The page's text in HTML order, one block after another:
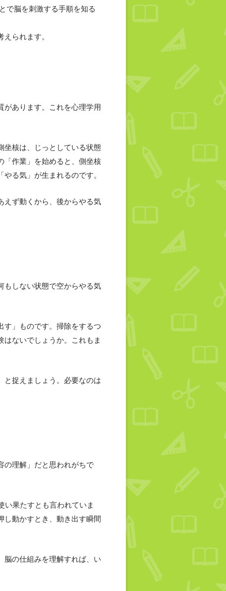
で脳を刺激する手順を知る
られます。
があります。これを心理学用
坐核は、じっとしている状態
「作業」を始めると、側坐核
る気」が生まれるのです。
えず動くから、後からやる気
もしない状態で空からやる気
す」ものです。掃除をするつ
はないでしょうか。これもま
と捉えましょう。必要なのは
の理解」だと思われがちで
い果たすとも言われていま
し動かすとき、動き出す瞬間
脳の仕組みを理解すれば、い